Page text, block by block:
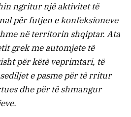
ngritur një aktivitet të
për futjen e konfeksioneve
në territorin shqiptar. Ata
grek me automjete të
për këtë veprimtari, të
e pasme për të rritur
dhe për të shmangur